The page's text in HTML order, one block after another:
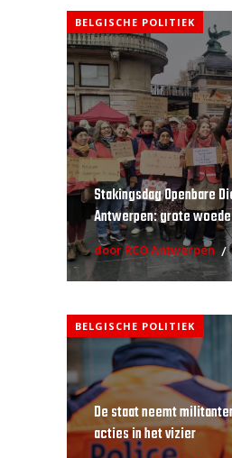
BELGISCHE POLITIEK
Stakingsdag Openbare
Antwerpen: grote woede
door RCO Antwerpen
BELGISCHE POLITIEK
De staat neemt
acties in het vizier